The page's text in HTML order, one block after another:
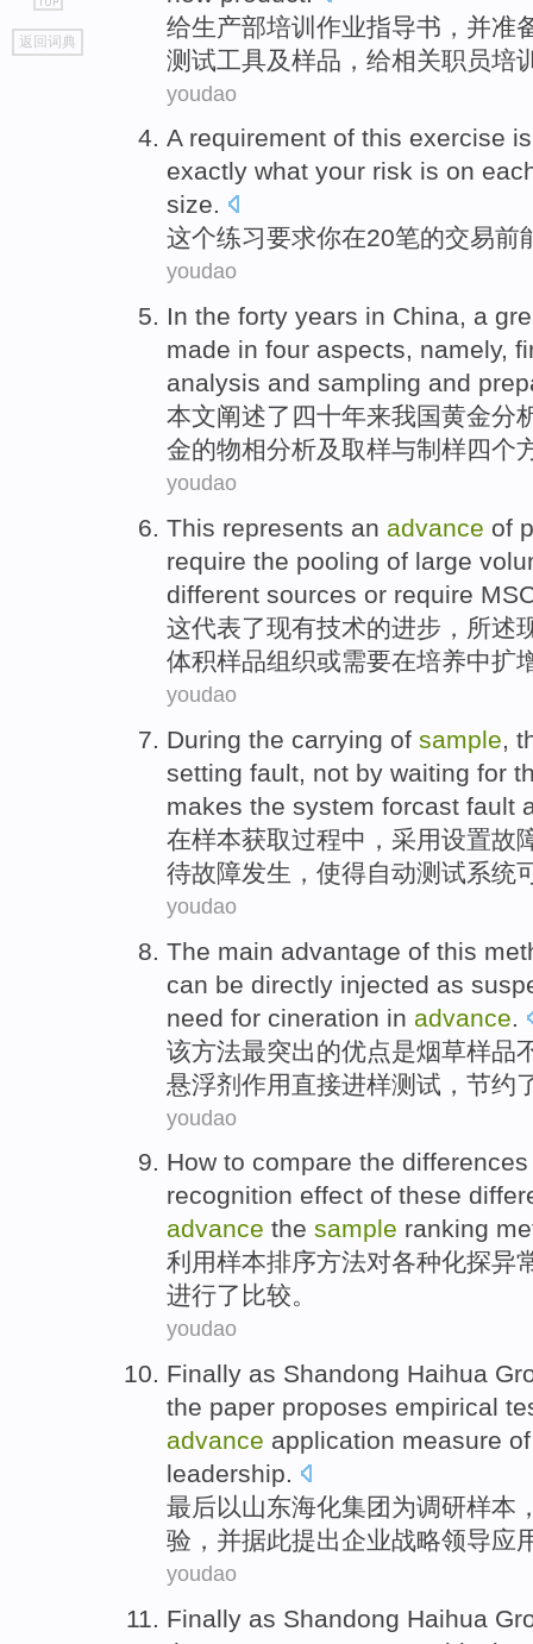
go
top
返回词典
给生产部培训 作业指导书，并准
测试工具及样品 ，给相关职员培
youdao
A requirement of this exercise
exactly what your risk is on
size.
这个练习要求你在20笔的交易前
youdao
In the forty years in China, a
made in four aspects, namely,
analysis and sampling and
本文阐述了四十年来我国黄金分
金的物相分析及取样与制 样四个
youdao
This represents an advance of
require the pooling of large
different sources or require
这代表了现有技术的进步 ，所述
体积样品组织或需要在培养中扩
youdao
During the carrying of sample,
setting fault, not by waiting for
makes the system forcast fault
在样本获取过程中 ， 采用设置故
待故障发生， 使得自动测试系统
youdao
The main advantage of this
can be directly injected as
need for cineration in advance
该方法最突出的优点是烟草样品
悬浮剂 作用直接进样测试，节约
youdao
How to compare the differences
recognition effect of these
advance the sample ranking
利用样本排序方法对各种化探异
进行了 比较。
youdao
Finally as Shandong Haihua
the paper proposes empirical
advance application measure
leadership.
最后以山东海化集团为调研样本
验 ， 并据此提出企业战略领导应
youdao
Finally as Shandong Haihua